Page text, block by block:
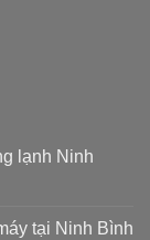
lạnh Ninh
tại Ninh Bình